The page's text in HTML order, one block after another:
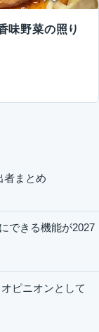
味野菜の照り
者まとめ
できる機能が2027
ピニオンとして